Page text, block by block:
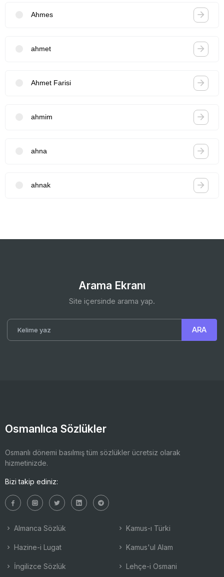
Ahmes
ahmet
Ahmet Farisi
ahmim
ahna
ahnak
Arama Ekranı
Site içersinde arama yap.
Osmanlıca Sözlükler
Osmanlı dönemi basılmış tüm sözlükler ücretsiz olarak
hizmetinizde.
Bizi takip ediniz:
Almanca Sözlük
Hazine-i Lugat
İngilizce Sözlük
Kamus-ı Türki
Kamus'ul Alam
Lehçe-i Osmani